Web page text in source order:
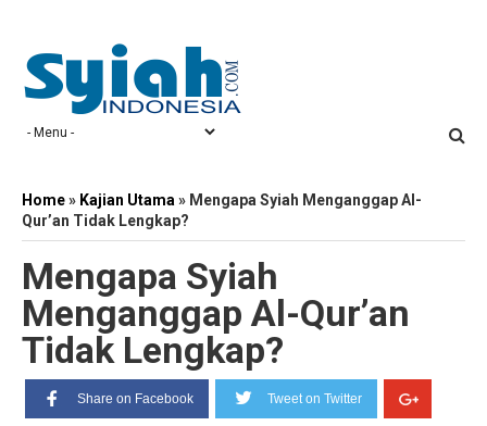
Home» Kajian Utama » Mengapa Syiah Menganggap Al-
Qur’an Tidak Lengkap?
Mengapa Syiah
Menganggap Al-Qur’an
Tidak Lengkap?
Share on Facebook Tweet on Twitter